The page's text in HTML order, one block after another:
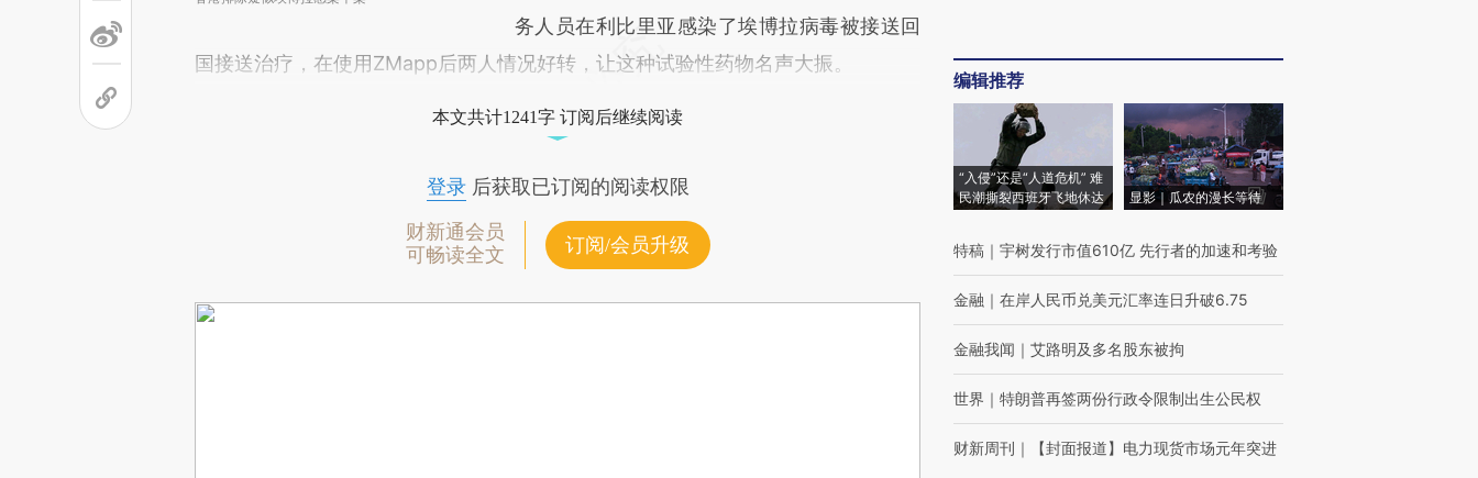
务人员在利比里亚感染了埃博拉病毒被接送回
国接送治疗，在使用ZMapp后两人情况好转，让这种试验性药物名声大振。
本文共计1241字 订阅后继续阅读
登录后获取已订阅的阅读权限
财新通会员
可畅读全文
订阅/会员升级
编辑推荐
“入侵”还是“人道危机” 难
民潮撕裂西班牙飞地休达
显影｜瓜农的漫长等待
特稿 ｜ 宇树发行市值610亿 先行者的加速和考验
金融 ｜ 在岸人民币兑美元汇率连日升破6.75
金融我闻 ｜ 艾路明及多名股东被拘
世界 ｜ 特朗普再签两份行政令限制出生公民权
财新周刊 ｜ 【封面报道】电力现货市场元年突进